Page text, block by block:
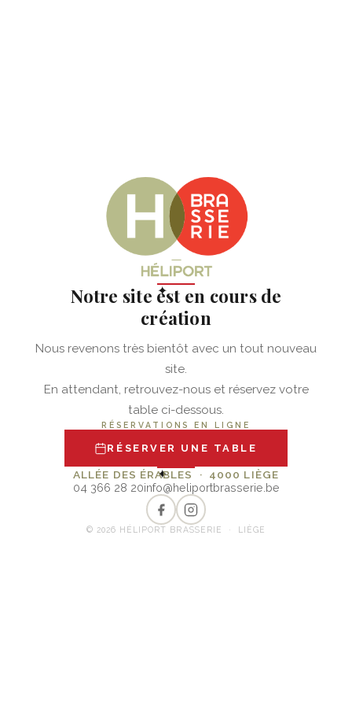
✦
Notre site est en cours de
création
Nous revenons très bientôt avec un tout nouveau
site.
En attendant, retrouvez-nous et réservez votre
table ci-dessous.
RÉSERVATIONS EN LIGNE
RÉSERVER UNE TABLE
✦
ALLÉE DES ÉRABLES · 4000 LIÈGE
04 366 28 20info@heliportbrasserie.be
© 2026 HÉLIPORT BRASSERIE · LIÈGE